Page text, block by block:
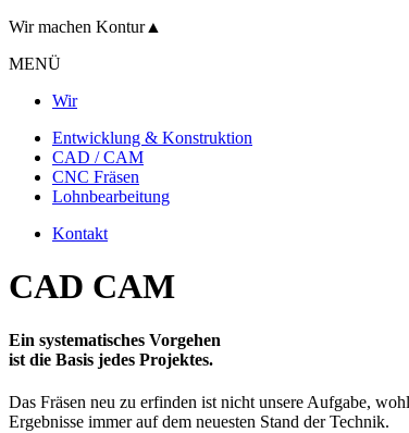
Wir machen Kontur▲
MENÜ
Wir
Entwicklung & Konstruktion
CAD / CAM
CNC Fräsen
Lohnbearbeitung
Kontakt
CAD CAM
Ein systematisches Vorgehen
ist die Basis jedes Projektes.
Das Fräsen neu zu erfinden ist nicht unsere Aufgabe,
Ergebnisse immer auf dem neuesten Stand der Technik.